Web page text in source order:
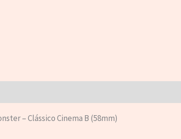
– Clássico Cinema B (58mm)